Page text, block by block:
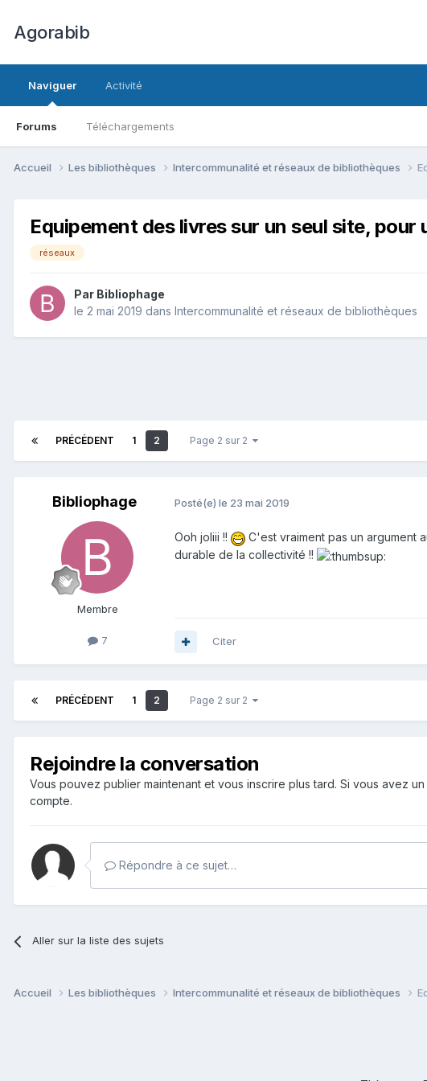
Agorabib
Naviguer
Forums Téléchargements
Activité
Accueil Les bibliothèques Intercommunalité et réseaux de bibliothèques
Equipement des livres sur un seul site, pour
réseaux
Par Bibliophage
le 2 mai 2019 dans Intercommunalité et réseaux de bibliothèques
PRÉCÉDENT 1 2 Page 2 sur 2
Bibliophage
Membre
7
Posté(e) le 23 mai 2019
Ooh joliii !!
C'est vraiment pas un argument
durable de la collectivité !!
Citer
PRÉCÉDENT 1 2 Page 2 sur 2
Rejoindre la conversation
Vous pouvez publier maintenant et vous inscrire plus tard. Si vous avez un
compte.
Répondre à ce sujet…
Aller sur la liste des sujets
Accueil Les bibliothèques Intercommunalité et réseaux de bibliothèques